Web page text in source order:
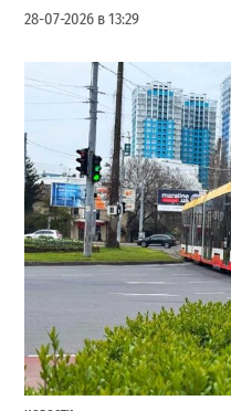
28-07-2026 в 13:29